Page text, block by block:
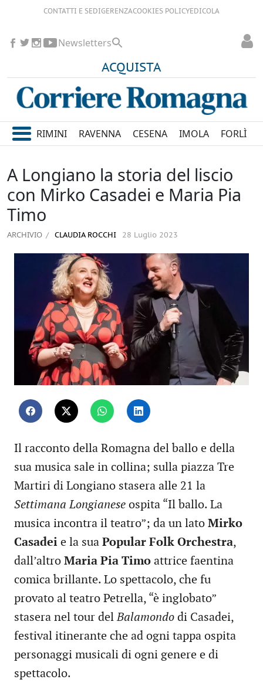
CONTATTI E SEDIGERENZACOOKIES POLICYEDICOLA
ACQUISTA
Newsletters
RIMINI RAVENNA CESENA IMOLA FORLÌ
A Longiano la storia del liscio
con Mirko Casadei e Maria Pia
Timo
ARCHIVIO CLAUDIA ROCCHI 28 Luglio 2023
Il racconto della Romagna del ballo e della
sua musica sale in collina; sulla piazza Tre
Martiri di Longiano stasera alle 21 la
Settimana Longianese ospita “Il ballo. La
musica incontra il teatro”; da un lato Mirko
Casadei e la sua Popular Folk Orchestra,
dall’altro Maria Pia Timo attrice faentina
comica brillante. Lo spettacolo, che fu
provato al teatro Petrella, “è inglobato”
stasera nel tour delBalamondo di Casadei,
festival itinerante che ad ogni tappa ospita
personaggi musicali di ogni genere e di
spettacolo.